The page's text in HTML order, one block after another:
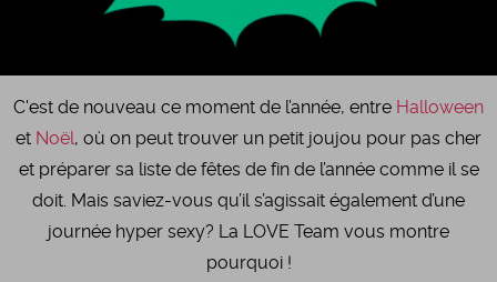
C'est de nouveau ce moment de l’année, entre Halloween
et Noël , où on peut trouver un petit joujou pour pas cher
et préparer sa liste de fêtes de fin de l’année comme il se
doit. Mais saviez-vous qu’il s’agissait également d’une
journée hyper sexy? La LOVE Team vous montre
pourquoi !